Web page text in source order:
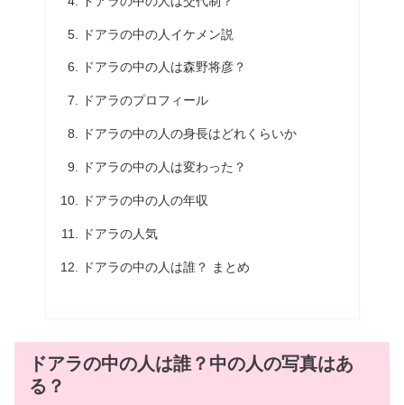
ドアラの中の人イケメン説
ドアラの中の人は森野将彦？
ドアラのプロフィール
ドアラの中の人の身長はどれくらいか
ドアラの中の人は変わった？
ドアラの中の人の年収
ドアラの人気
ドアラの中の人は誰？ まとめ
ドアラの中の人は誰？中の人の写真はあ
る？